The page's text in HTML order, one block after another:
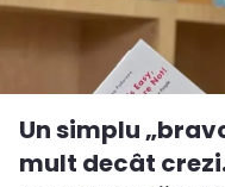
Un simplu
mult decât